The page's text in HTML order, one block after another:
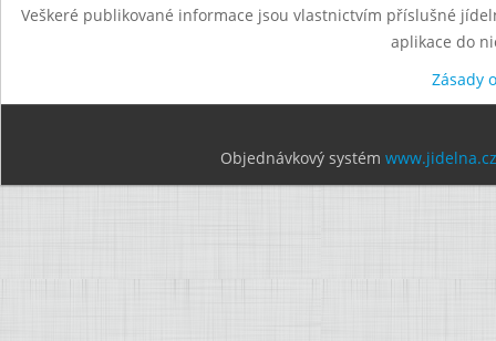
Veškeré publikované informace jsou vlastnictvím příslušné
aplikace do
Zásady
Objednávkový systém www.jidelna.cz